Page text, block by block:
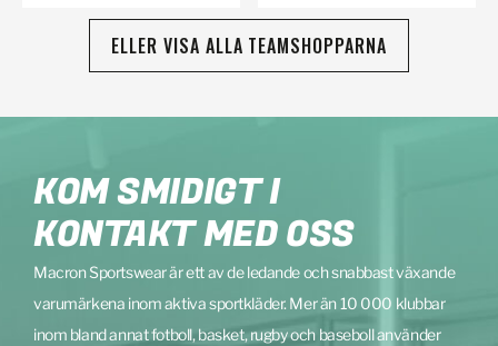
ELLER VISA ALLA TEAMSHOPPARNA
KOM SMIDIGT I
KONTAKT MED OSS
Macron Sportswear är ett av de ledande och snabbast växande
varumärkena inom aktiva sportkläder. Mer än 10 000 klubbar
inom bland annat fotboll, basket, rugby och baseboll använder